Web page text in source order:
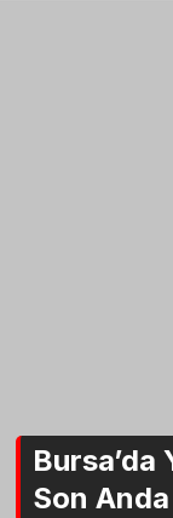
Bursa’da
Son